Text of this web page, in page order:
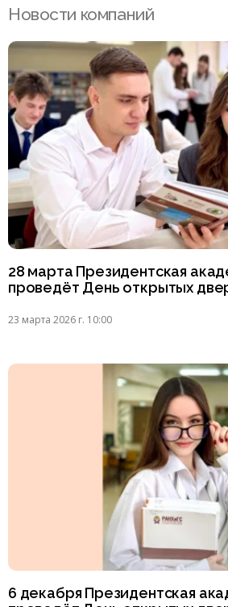
Новости компаний
28 марта Президентская
проведёт День открытых
23 марта 2026 г. 10:00
6 декабря Президентская